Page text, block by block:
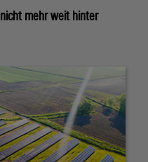
mehr weit hinter